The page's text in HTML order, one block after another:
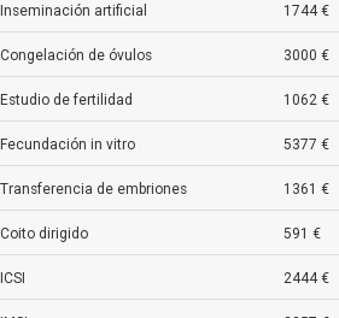
Inseminación artificial 1744 €
Congelación de óvulos 3000 €
Estudio de fertilidad 1062 €
Fecundación in vitro 5377 €
Transferencia de embriones 1361 €
Coito dirigido 591 €
ICSI 2444 €